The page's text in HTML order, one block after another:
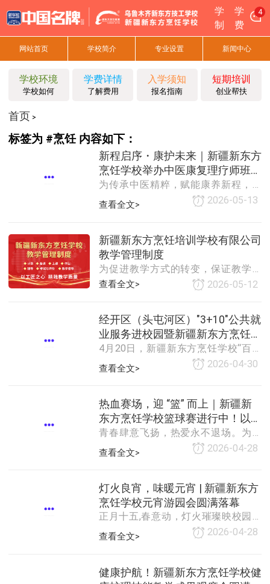
学
制
学
费
4
网站首页 学校简介 专业设置 新闻中心
学校环境
学校如何
学费详情
了解费用
入学须知
报名指南
短期培训
创业帮扶
首页 >
标签为 #烹饪 内容如下：
新程启序・康护未来｜新疆新东方
烹饪学校举办中医康复理疗师班开
幕仪式！
为传承中医精粹，赋能康养新程，近
日，新疆新东方烹饪学校综合专业中
医康复理疗师（选修）开班典礼在新
领导、特聘中医讲师、全体参训学员
齐聚一堂，共同见证这一重要时刻。
本次建班，旨在提升学生专业技能、
夯实理论基础、强化实操能力，助力
学子掌握一技之长，契合大健康产业
在庄重热烈的氛围中拉开帷幕，主持
人依次介绍到场领导与嘉宾，明确课
程学习规划与培养
2026-05-13
查看全文>
新疆新东方烹饪培训学校有限公司
教学管理制度
为促进教学方式的转变，保证教学质
量的提高，使课堂教学有序、民主、
维目标，特制定教学管理制度。一、
计划1、学期初，教研组长要组织教师
学习本专业的课程标准，系统地研究
本专业教材的特点，认真分析学情和
现有的教学资源，在此基础上实施各
强的操作性，开篇要对教材及教学活
动进行总体的分析设计。措施要具
体、严谨、实用
2026-05-12
查看全文>
经开区（头屯河区）"3+10"公共就
业服务进校园暨新疆新东方烹饪学
校人才双选会+校企签约仪式圆满
举行
4月20日，新疆新东方烹饪学校“百企
千岗・职通未来”2026 春季大型人才双
选会暨校企签约仪式盛大举行！政府
表、全校师生及媒体达人齐聚现场，
共同见证技能就业高光时刻，为学子
未来保驾护航！本次活动紧扣国家“技
能照亮前程”计划，以 “深化产教融
合、精准对接就业” 为核心，搭建企业
校就能对接优质岗位，让企业精准选
聘技能人才，真正实现校企共赢
2026-04-30
查看全文>
热血赛场，迎 “篮” 而上｜新疆新
东方烹饪学校篮球赛进行中！以技
筑梦，乐享青春
青春肆意飞扬，热爱永不退场。为丰
富校园文化生活，缓解日常学习压
力，增强班级凝聚力与协作能力，近
正式开赛。全校学子踊跃参与，在球
场之上挥洒汗水、奋力拼搏，一场速
度与力量、团结与默契的青春对决精
彩上演。随着仪式现场气氛热烈、秩
序井然。全体参赛队伍列队入场，步
的青春风貌。随后，运动员代表、裁
判代表依次上台宣誓，承诺严格遵守
2026-04-28
查看全文>
灯火良宵，味暖元宵 | 新疆新东方
烹饪学校元宵游园会圆满落幕
正月十五,春意动，灯火璀璨映校园。
为传承中华传统节日文化，丰富学子
校园生活，在元宵佳节来临之际，新
园会。全校师生齐聚一堂，在欢声笑
2026-04-28
查看全文>
健康护航！新疆新东方烹饪学校健